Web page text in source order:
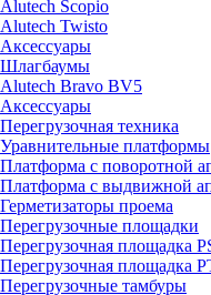
Alutech Scopio
Alutech Twisto
Аксессуары
Шлагбаумы
Alutech Bravo BV5
Аксессуары
Перегрузочная техника
Уравнительные платформы
Платформа с поворотной
Платформа с выдвижной
Герметизаторы проема
Перегрузочные площадки
Перегрузочная площадка
Перегрузочная площадка
Перегрузочные тамбуры